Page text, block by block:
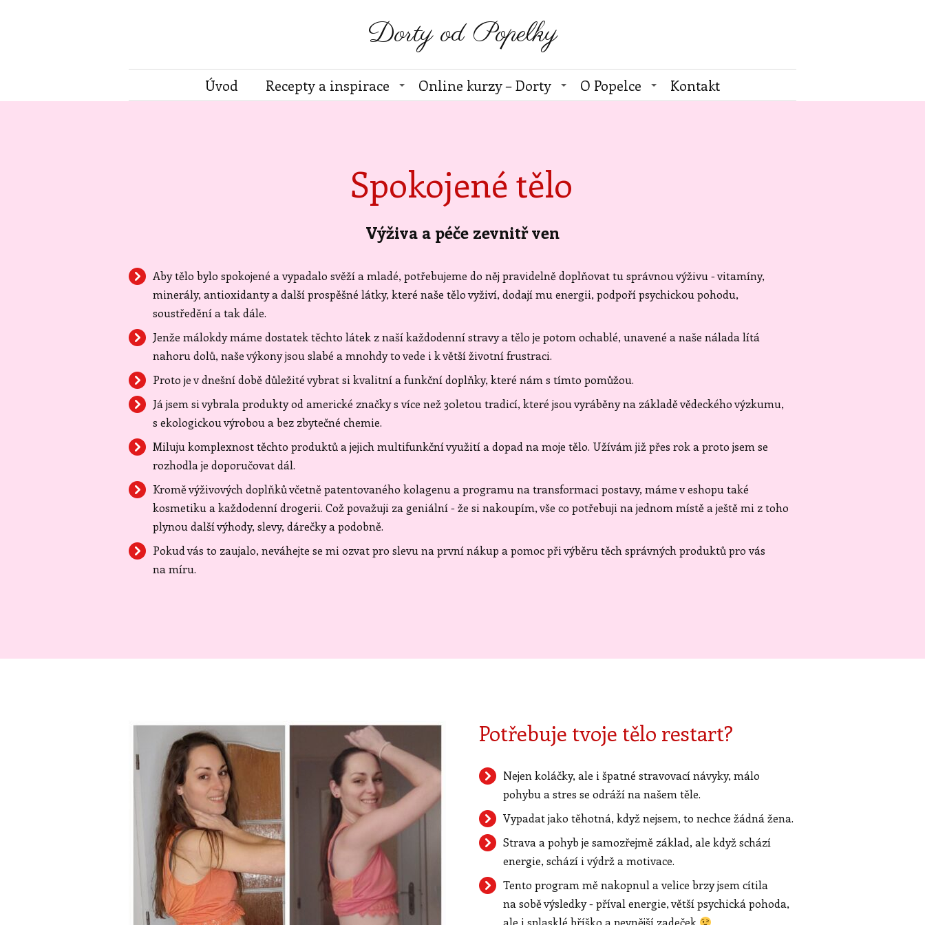
Dorty od Popelky
Úvod Recepty a inspirace Online kurzy – Dorty O Popelce Kontakt
Spokojené tělo
Výživa a péče zevnitř ven
Aby tělo bylo spokojené a vypadalo svěží a mladé, potřebujeme do něj pravidelně doplňovat tu správnou výživu - vitamíny,
minerály, antioxidanty a další prospěšné látky, které naše tělo vyživí, dodají mu energii, podpoří psychickou pohodu,
soustředění a tak dále.
Jenže málokdy máme dostatek těchto látek z naší každodenní stravy a tělo je potom ochablé, unavené a naše nálada lítá
nahoru dolů, naše výkony jsou slabé a mnohdy to vede i k větší životní frustraci.
Proto je v dnešní době důležité vybrat si kvalitní a funkční doplňky, které nám s tímto pomůžou.
Já jsem si vybrala produkty od americké značky s více než 30letou tradicí, které jsou vyráběny na základě vědeckého výzkumu,
s ekologickou výrobou a bez zbytečné chemie.
Miluju komplexnost těchto produktů a jejich multifunkční využití a dopad na moje tělo. Užívám již přes rok a proto jsem se
rozhodla je doporučovat dál.
Kromě výživových doplňků včetně patentovaného kolagenu a programu na transformaci postavy, máme v eshopu také
kosmetiku a každodenní drogerii. Což považuji za geniální - že si nakoupím, vše co potřebuji na jednom místě a ještě mi z toho
plynou další výhody, slevy, dárečky a podobně.
Pokud vás to zaujalo, neváhejte se mi ozvat pro slevu na první nákup a pomoc při výběru těch správných produktů pro vás
na míru.
Potřebuje tvoje tělo restart?
Nejen koláčky, ale i špatné stravovací návyky, málo
pohybu a stres se odráží na našem těle.
Vypadat jako těhotná, když nejsem, to nechce žádná žena.
Strava a pohyb je samozřejmě základ, ale když schází
energie, schází i výdrž a motivace.
Tento program mě nakopnul a velice brzy jsem cítila
na sobě výsledky - příval energie, větší psychická pohoda,
ale i splasklé bříško a pevnější zadeček